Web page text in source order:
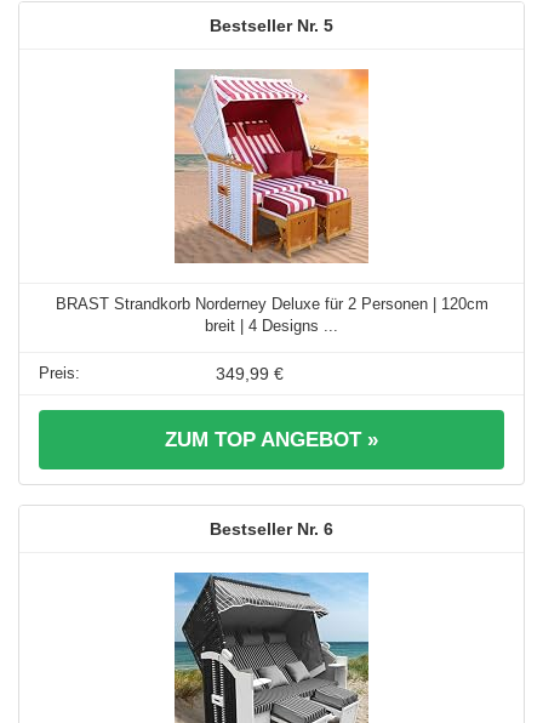
5
BRAST Strandkorb Norderney Deluxe für 2 Personen | 120cm
breit | 4 Designs ...
349,99 €
ZUM TOP ANGEBOT »
6